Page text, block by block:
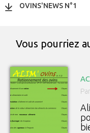
OVINS'NEWS N°1
Vous pourriez